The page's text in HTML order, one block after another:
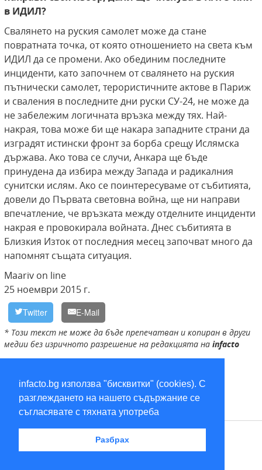
infacto.bg използва "бисквитки" (cookies). С
разглеждането на нашето съдържание се
съгласявате с тяхната употреба
Разбрах
в ИДИЛ?
Свалянето на руския самолет може да стане
повратната точка, от която отношението на света към
ИДИЛ да се промени. Ако обединим последните
инциденти, като започнем от свалянето на руския
пътнически самолет, терористичните актове в Париж
и сваления в последните дни руски СУ-24, не може да
не забележим логичната връзка между тях. Най-
накрая, това може би ще накара западните страни да
изградят истински фронт за борба срещу Ислямска
държава. Ако това се случи, Анкара ще бъде
принудена да избира между Запада и радикалния
сунитски ислям. Ако се поинтересуваме от събитията,
довели до Първата световна война, ще ни направи
впечатление, че връзката между отделните инциденти
накрая е провокирала войната. Днес събитията в
Близкия Изток от последния месец започват много да
напомнят същата ситуация.
Maariv on line
25 ноември 2015 г.
Twitter E-Mail
* Този текст не може да бъде препечатван и копиран в други
медии без изричното разрешение на редакцията на infacto
Русия,Турция
RSS